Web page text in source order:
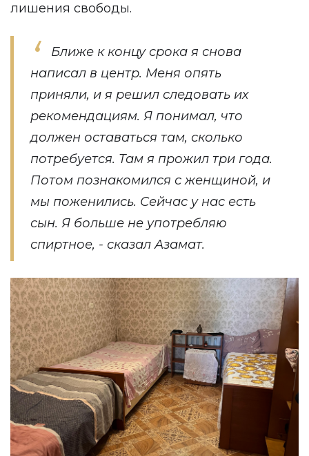
лишения свободы.
Ближе к концу срока я снова
написал в центр. Меня опять
приняли, и я решил следовать их
рекомендациям. Я понимал, что
должен оставаться там, сколько
потребуется. Там я прожил три года.
Потом познакомился с женщиной, и
мы поженились. Сейчас у нас есть
сын. Я больше не употребляю
спиртное, - сказал Азамат.